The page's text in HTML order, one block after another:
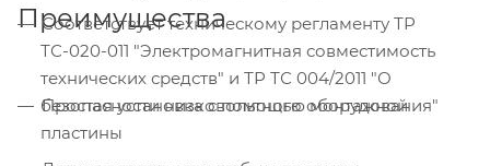
Соответствует техническому регламенту ТР
ТС-020-011 "Электромагнитная совместимость
технических средств" и ТР ТС 004/2011 "О
безопасности низковольтного оборудования"
Преимущества
Простая установка с помощью монтажной
пластины